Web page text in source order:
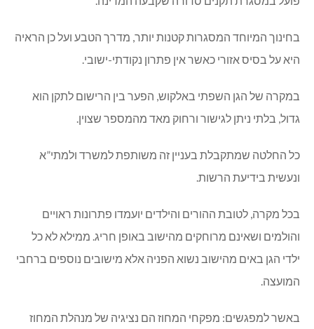
בחינוך המיוחד המסגרות קטנות יותר, מדרך הטבע ועל כן הראיה
היא על בסיס אזורי כאשר אין פתרון נקודתי-ישובי.
במקרה של הגן השפתי באלקוש, הפער בין הרישום לתקן הוא
גדול, בלתי ניתן לגישור ורחוק מאד מהמספר שצוין.
כל החלטה שמתקבלת בעניין זה משותפת למשרד ולמתי”א
ונעשית בידיעת הרשות.
בכל מקרה, לטובת ההורים והילדים יועמדו פתרונות ראויים
והולמים ושאינם מרוחקים מהישוב באופן חריג. ממילא לא כל
ילדי הגן באים מהישוב נשוא הפניה אלא מישובים נוספים ברחבי
המועצה.
באשר למפגשים: מפקחי המחוז הם נציגיה של מנהלת המחוז